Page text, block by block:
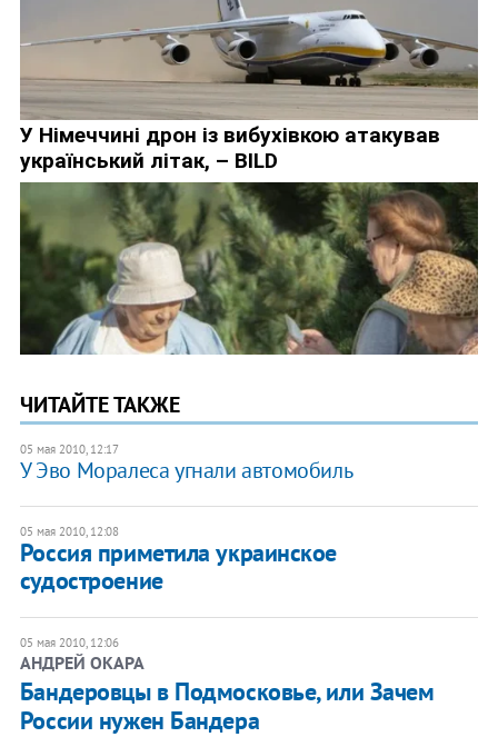
ЧИТАЙТЕ ТАКЖЕ
05 мая 2010, 12:17
У Эво Моралеса угнали автомобиль
05 мая 2010, 12:08
Россия приметила украинское
судостроение
05 мая 2010, 12:06
АНДРЕЙ ОКАРА
Бандеровцы в Подмосковье, или Зачем
России нужен Бандера